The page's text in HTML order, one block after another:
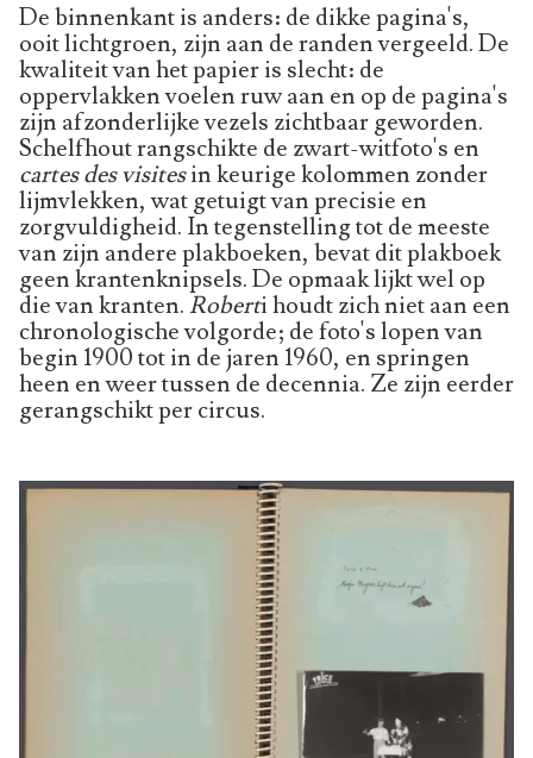
De binnenkant is anders: de dikke pagina's,
ooit lichtgroen, zijn aan de randen vergeeld. De
kwaliteit van het papier is slecht: de
oppervlakken voelen ruw aan en op de pagina's
zijn afzonderlijke vezels zichtbaar geworden.
Schelfhout rangschikte de zwart-witfoto's en
cartes des visitesin keurige kolommen zonder
lijmvlekken, wat getuigt van precisie en
zorgvuldigheid. In tegenstelling tot de meeste
van zijn andere plakboeken, bevat dit plakboek
geen krantenknipsels. De opmaak lijkt wel op
die van kranten. Roberti houdt zich niet aan een
chronologische volgorde; de foto's lopen van
begin 1900 tot in de jaren 1960, en springen
heen en weer tussen de decennia. Ze zijn eerder
gerangschikt per circus.